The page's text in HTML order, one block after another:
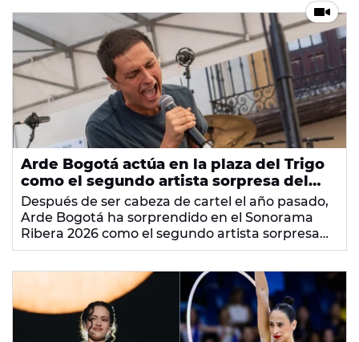
Arde Bogotá actúa en la plaza del Trigo
como el segundo artista sorpresa del
Sonorama Ribera 2026
Después de ser cabeza de cartel el año pasado,
Arde Bogotá ha sorprendido en el Sonorama
Ribera 2026 como el segundo artista sorpresa
de la plaza del Trigo (Aranda de Duero, Burgos).